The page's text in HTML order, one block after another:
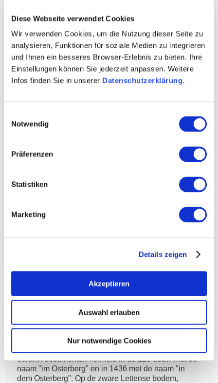
Diese Webseite verwendet Cookies
Wir verwenden Cookies, um die Nutzung dieser Seite zu
analysieren, Funktionen für soziale Medien zu integrieren
und Ihnen ein besseres Browser-Erlebnis zu bieten. Ihre
Einstellungen können Sie jederzeit anpassen. Weitere
Infos finden Sie in unserer Datenschutzerklärung.
Notwendig
Präferenzen
Statistiken
Marketing
Details zeigen
Akzeptieren
Auswahl erlauben
Nur notwendige Cookies
Schimsheimer Leckerberg
gaat over likstenen die in dit gebied voor wild zijn
aangelegd.
Selzener Osterberg
Het kardinale punt geeft de naam Pasen? De
Middelhoogduits betekent "Oster" "in het oosten
gelegen". In feite ligt de enige wijngaard ten noorden
eerst in documenten vermeld in de 12e eeuw met de
naam "im Osterberg" en in 1436 met de naam "in
dem Osterberg". Op de zware Lettense bodem,